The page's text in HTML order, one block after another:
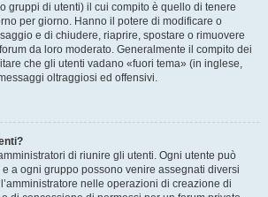
gruppi di utenti) il cui compito è quello di tenere
per giorno. Hanno il potere di modificare o
e di chiudere, riaprire, spostare o rimuovere
da loro moderato. Generalmente il compito dei
che gli utenti vadano «fuori tema» (in inglese,
oltraggiosi ed offensivi.
di riunire gli utenti. Ogni utente può
a ogni gruppo possono venire assegnati diversi
nelle operazioni di creazione di